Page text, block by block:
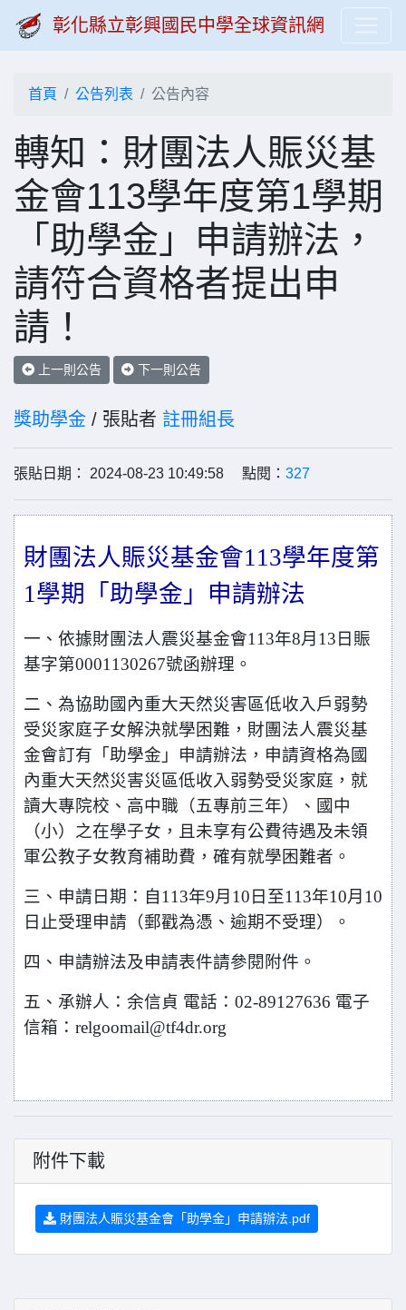
彰化縣立彰興國民中學全球資訊網
首頁 公告列表 公告內容
轉知：財團法人賑災基
金會113學年度第1學期
「助學金」申請辦法，
請符合資格者提出申
請！
上一則公告 下一則公告
獎助學金 / 張貼者 註冊組長
張貼日期： 2024-08-23 10:49:58 點閱： 327
財團法人賑災基金會113學年度第
1學期「助學金」申請辦法
一、依據財團法人震災基金會113年8月13日賑
基字第0001130267號函辦理。
二、為協助國內重大天然災害區低收入戶弱勢
受災家庭子女解決就學困難，財團法人震災基
金會訂有「助學金」申請辦法，申請資格為國
內重大天然災害災區低收入弱勢受災家庭，就
讀大專院校、高中職（五專前三年）、國中
（小）之在學子女，且未享有公費待遇及未領
軍公教子女教育補助費，確有就學困難者。
三、申請日期：自113年9月10日至113年10月10
日止受理申請（郵戳為憑、逾期不受理）。
四、申請辦法及申請表件請參閱附件。
五、承辦人：余信貞 電話：02-89127636 電子
信箱：relgoomail@tf4dr.org
附件下載
財團法人賑災基金會「助學金」申請辦法.pdf